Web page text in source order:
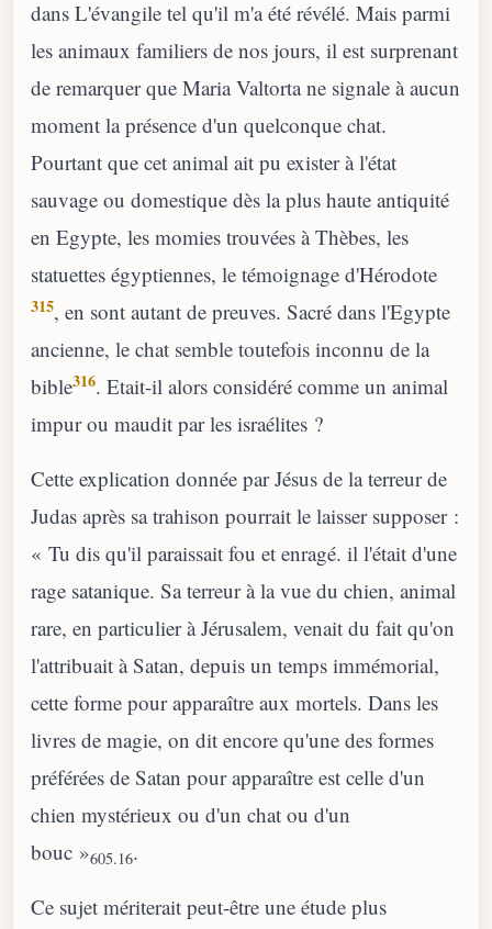
dans L'évangile tel qu'il m'a été révélé. Mais parmi
les animaux familiers de nos jours, il est surprenant
de remarquer que Maria Valtorta ne signale à aucun
moment la présence d'un quelconque chat.
Pourtant que cet animal ait pu exister à l'état
sauvage ou domestique dès la plus haute antiquité
en Egypte, les momies trouvées à Thèbes, les
statuettes égyptiennes, le témoignage d'Hérodote
315, en sont autant de preuves. Sacré dans l'Egypte
ancienne, le chat semble toutefois inconnu de la
bible316. Etait-il alors considéré comme un animal
impur ou maudit par les israélites ?
Cette explication donnée par Jésus de la terreur de
Judas après sa trahison pourrait le laisser supposer :
« Tu dis qu'il paraissait fou et enragé. il l'était d'une
rage satanique. Sa terreur à la vue du chien, animal
rare, en particulier à Jérusalem, venait du fait qu'on
l'attribuait à Satan, depuis un temps immémorial,
cette forme pour apparaître aux mortels. Dans les
livres de magie, on dit encore qu'une des formes
préférées de Satan pour apparaître est celle d'un
chien mystérieux ou d'un chat ou d'un
bouc »605.16.
Ce sujet mériterait peut-être une étude plus